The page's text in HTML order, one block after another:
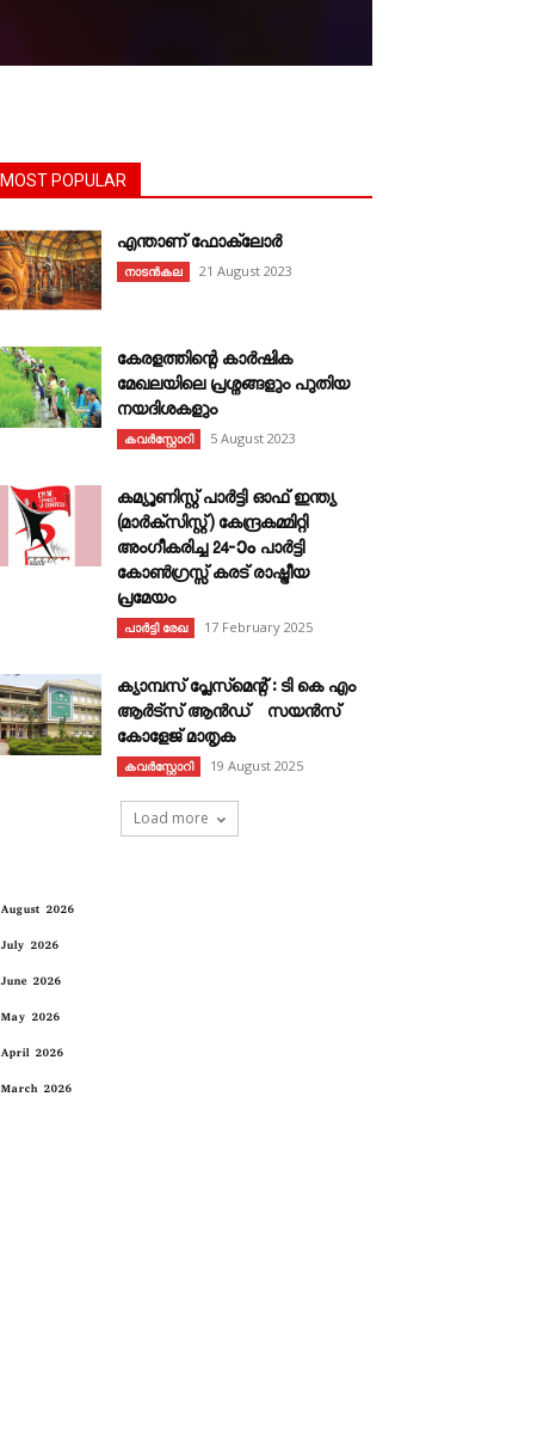
MOST POPULAR
എന്താണ്‌ ഫോക്‌ലോർ
നാടൻകല 21 August 2023
കേരളത്തിന്റെ കാർഷിക
മേഖലയിലെ പ്രശ്നങ്ങളും പുതിയ
നയദിശകളും
കവര്‍സ്റ്റോറി 5 August 2023
കമ്യൂണിസ്റ്റ് പാർട്ടി ഓഫ് ഇന്ത്യ
(മാർക്സിസ്റ്റ്) കേന്ദ്രകമ്മിറ്റി
അംഗീകരിച്ച 24‐ാം പാർട്ടി
കോൺഗ്രസ്സ് കരട് രാഷ്ട്രീയ
പ്രമേയം
പാർട്ടി രേഖ 17 February 2025
ക്യാമ്പസ് പ്ലേസ്മെന്റ് : ടി കെ എം
ആർട്സ് ആൻഡ് സയൻസ്
കോളേജ് മാതൃക
കവര്‍സ്റ്റോറി 19 August 2025
Load more
August 2026
July 2026
June 2026
May 2026
April 2026
March 2026